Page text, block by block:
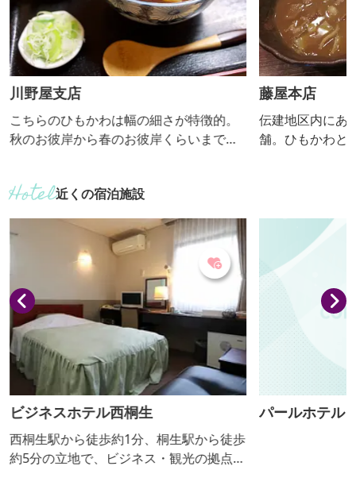
川野屋支店
こちらのひもかわは幅の細さが特徴的。
秋のお彼岸から春のお彼岸くらいまでい
藤屋本店
伝建地区内にあ
舗。ひもかわと
近くの宿泊施設
ビジネスホテル西桐生
西桐生駅から徒歩約1分、桐生駅から徒歩
約5分の立地で、ビジネス・観光の拠点と
パールホテル